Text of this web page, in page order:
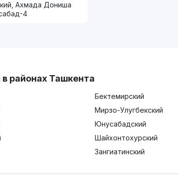
Ахмада Дониша
4
районах Ташкента
Бектемирский
Мирзо-Улугбекский
Юнусабадский
Шайхонтохурский
Зангиатинский